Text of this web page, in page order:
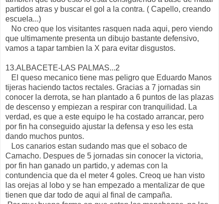
partidos atras y buscar el gol a la contra. ( Capello, creando
escuela...)
No creo que los visitantes rasquen nada aqui, pero viendo
que ultimamente presenta un dibujo bastante defensivo,
vamos a tapar tambien la X para evitar disgustos.
13.ALBACETE-LAS PALMAS...2
El queso mecanico tiene mas peligro que Eduardo Manos
tijeras haciendo tactos rectales. Gracias a 7 jornadas sin
conocer la derrota, se han plantado a 6 puntos de las plazas
de descenso y empiezan a respirar con tranquilidad. La
verdad, es que a este equipo le ha costado arrancar, pero
por fin ha conseguido ajustar la defensa y eso les esta
dando muchos puntos.
Los canarios estan sudando mas que el sobaco de
Camacho. Despues de 5 jornadas sin conocer la victoria,
por fin han ganado un partido, y ademas con la
contundencia que da el meter 4 goles. Creoq ue han visto
las orejas al lobo y se han empezado a mentalizar de que
tienen que dar todo de aqui al final de campaña.